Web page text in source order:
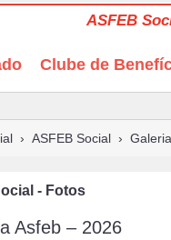
ASFEB
Clube de
› ASFEB Social ›
- Fotos
Asfeb – 2026